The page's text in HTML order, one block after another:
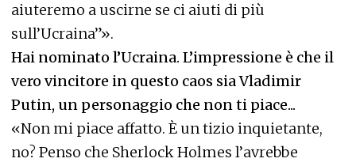
aiuteremo a uscirne se ci aiuti di più
sull’Ucraina”».
Hai nominato l’Ucraina. L’impressione è che il
vero vincitore in questo caos sia Vladimir
Putin, un personaggio che non ti piace...
«Non mi piace affatto. È un tizio inquietante,
no? Penso che Sherlock Holmes l’avrebbe